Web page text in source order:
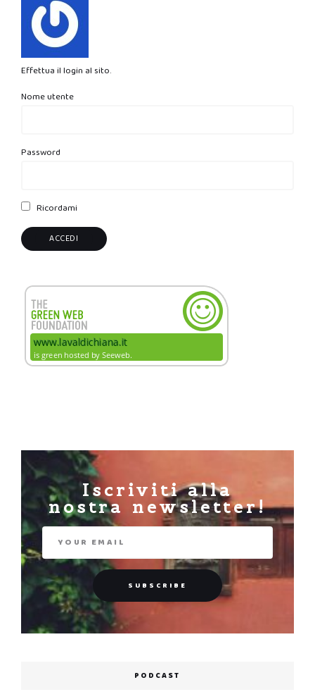
Effettua il login al sito.
Nome utente
Password
Ricordami
Iscriviti alla
nostra newsletter!
PODCAST